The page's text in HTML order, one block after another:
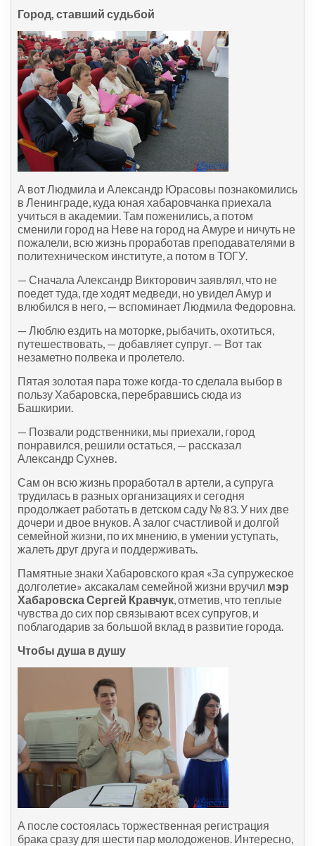
Город, ставший судьбой
А вот Людмила и Александр Юрасовы познакомились
в Ленинграде, куда юная хабаровчанка приехала
учиться в академии. Там поженились, а потом
сменили город на Неве на город на Амуре и ничуть не
пожалели, всю жизнь проработав преподавателями в
политехническом институте, а потом в ТОГУ.
— Сначала Александр Викторович заявлял, что не
поедет туда, где ходят медведи, но увидел Амур и
влюбился в него, — вспоминает Людмила Федоровна.
— Люблю ездить на моторке, рыбачить, охотиться,
путешествовать, — добавляет супруг. — Вот так
незаметно полвека и пролетело.
Пятая золотая пара тоже когда-то сделала выбор в
пользу Хабаровска, перебравшись сюда из
Башкирии.
— Позвали родственники, мы приехали, город
понравился, решили остаться, — рассказал
Александр Сухнев.
Сам он всю жизнь проработал в артели, а супруга
трудилась в разных организациях и сегодня
продолжает работать в детском саду № 83. У них две
дочери и двое внуков. А залог счастливой и долгой
семейной жизни, по их мнению, в умении уступать,
жалеть друг друга и поддерживать.
Памятные знаки Хабаровского края «За супружеское
долголетие» аксакалам семейной жизни вручил мэр
Хабаровска Сергей Кравчук, отметив, что теплые
чувства до сих пор связывают всех супругов, и
поблагодарив за большой вклад в развитие города.
Чтобы душа в душу
А после состоялась торжественная регистрация
брака сразу для шести пар молодоженов. Интересно,